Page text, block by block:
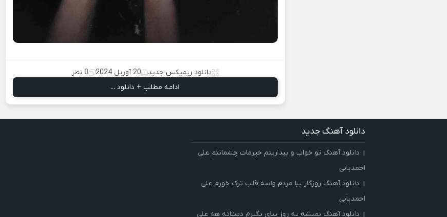
دانلود ریمیکس جدید 20 آوریل 2024
0 نظر
ادامه مطلب + دانلود ...
دانلود آهنگ جدید
دانلود آهنگ تو خواب و بیداریتم خیرمات چشمانتم علی
احمدیانی
دانلود آهنگ روزگار بیا مردم واسه قلب ترک خورم علی
احمدیانی
دانلود آهنگ نمیشه یه روز بیای بگیرم دستاته هه علی